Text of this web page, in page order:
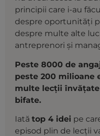
principii care i-au
despre oportunități
despre multe alte
antreprenori și
Peste 8000 de
peste 200 milioane
multe lecții
bifate.
Iată top 4 idei pe
episod plin de lecții